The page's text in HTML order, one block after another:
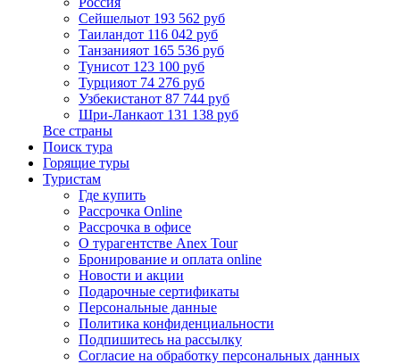
Сейшелыот 193 562 руб
Таиландот 116 042 руб
Танзанияот 165 536 руб
Тунисот 123 100 руб
Турцияот 74 276 руб
Узбекистанот 87 744 руб
Шри-Ланкаот 131 138 руб
Все страны
Поиск тура
Горящие туры
Туристам
Где купить
Рассрочка Online
Рассрочка в офисе
О турагентстве Anex Tour
Бронирование и оплата online
Новости и акции
Подарочные сертификаты
Персональные данные
Политика конфиденциальности
Подпишитесь на рассылку
Согласие на обработку персональных данных